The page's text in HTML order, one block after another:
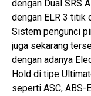
dengan Dual SRS
dengan ELR 3 titik
Sistem pengunci
juga sekarang
dengan adanya
Hold di tipe
seperti ASC, ABS-